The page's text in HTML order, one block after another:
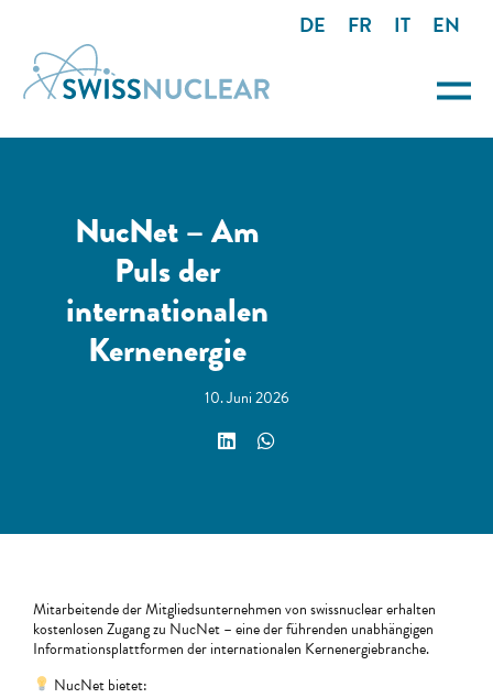
DE FR IT EN
NucNet – Am
Puls der
internationalen
Kernenergie
10. Juni 2026
Mitarbeitende der Mitgliedsunternehmen von swissnuclear erhalten
kostenlosen Zugang zu NucNet – eine der führenden unabhängigen
Informationsplattformen der internationalen Kernenergiebranche.
NucNet bietet: